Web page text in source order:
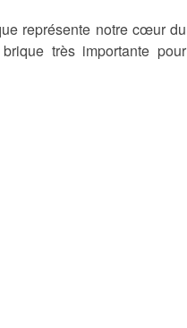
représente notre cœur du
très importante pour